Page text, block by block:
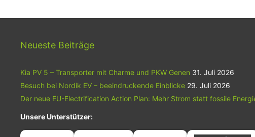
Neueste Beiträge
Kia PV 5 – Transporter mit Charme und PKW Genen 31. Juli 2026
Besuch bei Nordik EV – beeindruckende Einblicke 29. Juli 2026
Der neue EU-Electrification Action Plan: Mehr Strom statt fossile
Unsere Unterstützer: